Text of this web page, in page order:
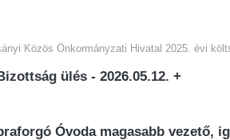
Közös Önkormányzati Hivatal 2025. évi
ülés - 2026.05.12. +
Óvoda magasabb vezető,